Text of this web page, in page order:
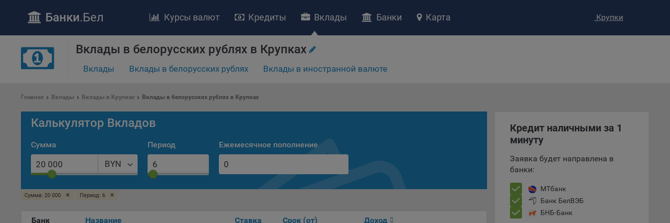
ПОЛОЖЕНИЕ «О политике обработки файлов cookie»
уделяет особое внимание защите персональных данных при их обработке и
ответственно подходит к соблюдению прав субъектов персональных данных.
персональных данных, предусмотренных статьей 17 Закона Республики
Беларусь от 7 мая 2021 г. № 99-З «О защите персональных данных» (далее –
«Закон»
файлы cookie, а также каким образом пользователи могут контролировать
Банки.Бел Крупки
Курсы валют Кредиты Вклады Банки Карта
Вклады в белорусских рублях в Крупках
Вклады Вклады в белорусских рублях Вклады в иностранной валюте
Главная Вклады Вклады в Крупках Вклады в белорусских рублях в Крупках
Калькулятор Вкладов
Сумма
BYN
Период Ежемесячное пополнение
Сумма: 20 000 × Период: 6 ×
Банк Название Ставка Срок (от) Доход
Кредит наличными за 1
минуту
Заявка будет направлена в
банки:
МТбанк
Банк БелВЭБ
БНБ-Банк